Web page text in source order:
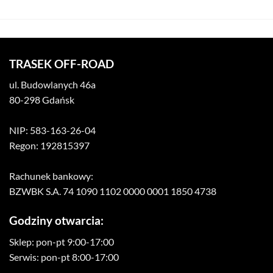
TRASEK OFF-ROAD
ul. Budowlanych 46a
80-298 Gdańsk
NIP: 583-163-26-04
Regon: 192815397
Rachunek bankowy:
BZWBK S.A. 74 1090 1102 0000 0001 1850 4738
Godziny otwarcia:
Sklep: pon-pt 9:00-17:00
Serwis: pon-pt 8:00-17:00